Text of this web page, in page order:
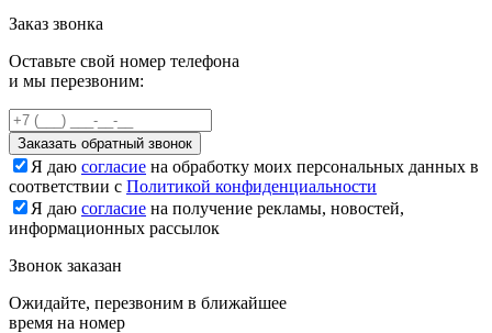
Заказ звонка
Оставьте свой номер телефона
и мы перезвоним:
Заказать обратный звонок
Я даю согласие на обработку моих персональных данных в
соответствии с Политикой конфиденциальности
Я даю согласие на получение рекламы, новостей,
информационных рассылок
Звонок заказан
Ожидайте, перезвоним в ближайшее
время на номер